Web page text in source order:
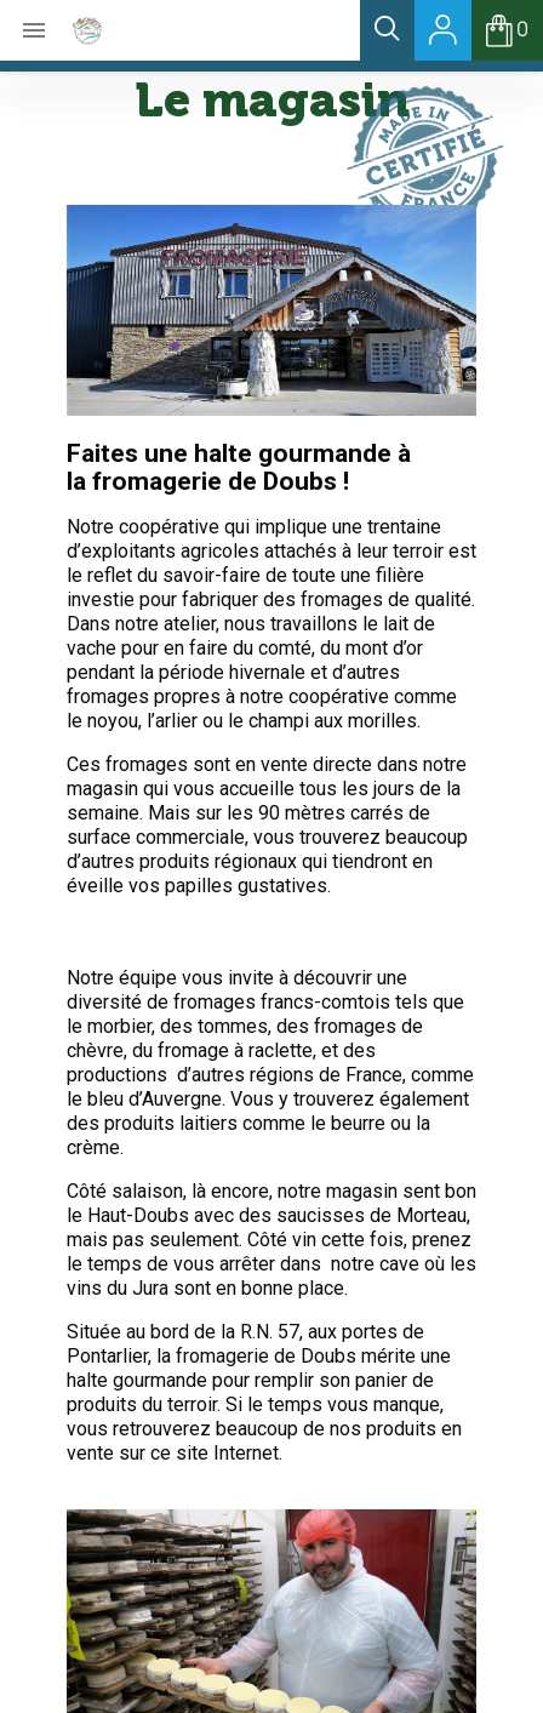
 0
Le magasin
Faites une halte gourmande à
la fromagerie de Doubs !
Notre coopérative qui implique une trentaine
d’exploitants agricoles attachés à leur terroir est
le reflet du savoir-faire de toute une filière
investie pour fabriquer des fromages de qualité.
Dans notre atelier, nous travaillons le lait de
vache pour en faire du comté, du mont d’or
pendant la période hivernale et d’autres
fromages propres à notre coopérative comme
le noyou, l’arlier ou le champi aux morilles.
Ces fromages sont en vente directe dans notre
magasin qui vous accueille tous les jours de la
semaine. Mais sur les 90 mètres carrés de
surface commerciale, vous trouverez beaucoup
d’autres produits régionaux qui tiendront en
éveille vos papilles gustatives.
Notre équipe vous invite à découvrir une
diversité de fromages francs-comtois tels que
le morbier, des tommes, des fromages de
chèvre, du fromage à raclette, et des
productions d’autres régions de France, comme
le bleu d’Auvergne. Vous y trouverez également
des produits laitiers comme le beurre ou la
crème.
Côté salaison, là encore, notre magasin sent bon
le Haut-Doubs avec des saucisses de Morteau,
mais pas seulement. Côté vin cette fois, prenez
le temps de vous arrêter dans notre cave où les
vins du Jura sont en bonne place.
Située au bord de la R.N. 57, aux portes de
Pontarlier, la fromagerie de Doubs mérite une
halte gourmande pour remplir son panier de
produits du terroir. Si le temps vous manque,
vous retrouverez beaucoup de nos produits en
vente sur ce site Internet.